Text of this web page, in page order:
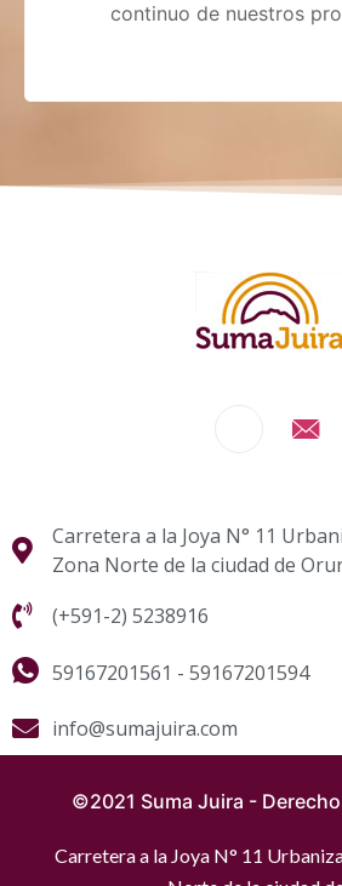
continuo de nuestros
Carretera a la Joya N° 11
Zona Norte de la ciudad de
(+591-2) 5238916
59167201561 - 59167201594
info@sumajuira.com
©2021 Suma Juira -
Carretera a la Joya N° 11